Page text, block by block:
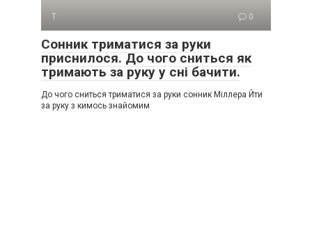
Т 0
Сонник триматися за руки
приснилося. До чого сниться як
тримають за руку у сні бачити.
До чого сниться триматися за руки сонник Міллера Йти
за руку з кимось знайомим